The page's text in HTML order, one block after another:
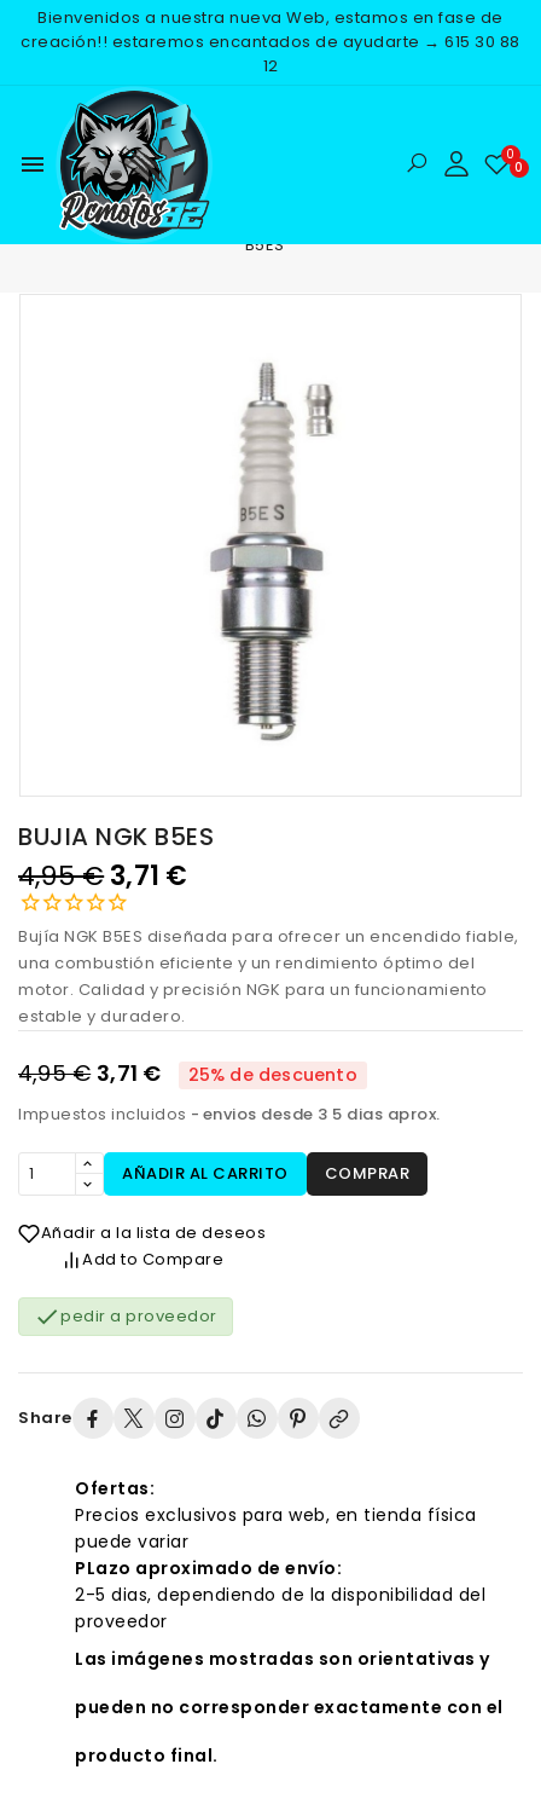
Bienvenidos a nuestra nueva Web, estamos en fase de
creación!! estaremos encantados de ayudarte → 615 30 88
12
menu
Inicio RECAMBIOS
B5ES
BUJIA NGK B5ES
4,95 €3,71 €
Bujía NGK B5ES diseñada para ofrecer un encendido fiable,
una combustión eficiente y un rendimiento óptimo del
motor. Calidad y precisión NGK para un funcionamiento
estable y duradero.
4,95 € 3,71 € 25% de descuento
Impuestos incluidos envios desde 3 5 dias aprox.
AÑADIR AL CARRITO COMPRAR
Añadir a la lista de deseos
Add to Compare
pedir a proveedor
Share
Ofertas:
Precios exclusivos para web, en tienda física
puede variar
PLazo aproximado de envío:
2-5 dias, dependiendo de la disponibilidad del
proveedor
Las imágenes mostradas son orientativas y
pueden no corresponder exactamente con el
producto final.